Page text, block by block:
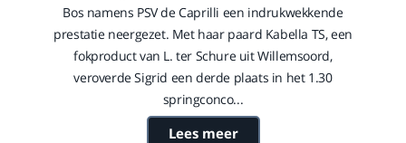
Bos namens PSV de Caprilli een indrukwekkende
prestatie neergezet. Met haar paard Kabella TS, een
fokproduct van L. ter Schure uit Willemsoord,
veroverde Sigrid een derde plaats in het 1.30
springconco...
Lees meer